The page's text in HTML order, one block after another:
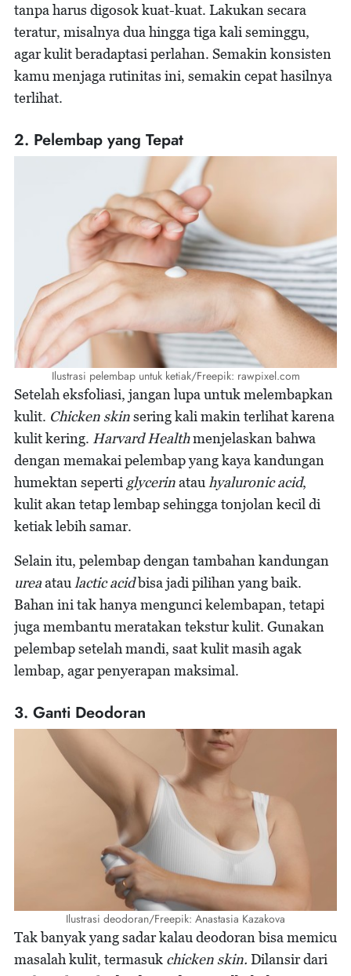
tanpa harus digosok kuat-kuat. Lakukan secara
teratur, misalnya dua hingga tiga kali seminggu,
agar kulit beradaptasi perlahan. Semakin konsisten
kamu menjaga rutinitas ini, semakin cepat hasilnya
terlihat.
2. Pelembap yang Tepat
Ilustrasi pelembap untuk ketiak/Freepik: rawpixel.com
Setelah eksfoliasi, jangan lupa untuk melembapkan
kulit. Chicken skinsering kali makin terlihat karena
kulit kering. Harvard Healthmenjelaskan bahwa
dengan memakai pelembap yang kaya kandungan
humektan seperti glycerinatau hyaluronic acid,
kulit akan tetap lembap sehingga tonjolan kecil di
ketiak lebih samar.
Selain itu, pelembap dengan tambahan kandungan
ureaatau lactic acidbisa jadi pilihan yang baik.
Bahan ini tak hanya mengunci kelembapan, tetapi
juga membantu meratakan tekstur kulit. Gunakan
pelembap setelah mandi, saat kulit masih agak
lembap, agar penyerapan maksimal.
3. Ganti Deodoran
Ilustrasi deodoran/Freepik: Anastasia Kazakova
Tak banyak yang sadar kalau deodoran bisa memicu
masalah kulit, termasuk chicken skin. Dilansir dari